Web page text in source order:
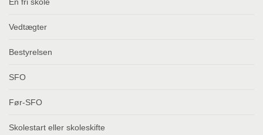
Vedtægter
Bestyrelsen
SFO
Før-SFO
Skolestart eller skoleskifte